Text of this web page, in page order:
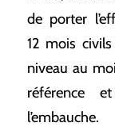
de porter
12 mois
niveau au
référence
l’embauche.